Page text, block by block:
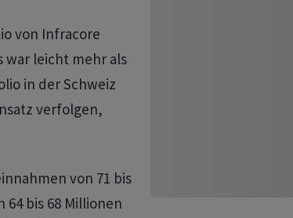
von Infracore
war leicht mehr als
in der Schweiz
verfolgen,
von 71 bis
64 bis 68 Millionen